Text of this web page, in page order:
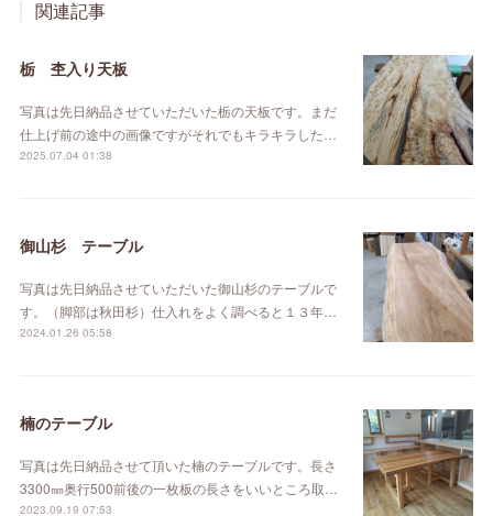
関連記事
栃 杢入り天板
写真は先日納品させていただいた栃の天板です。まだ
仕上げ前の途中の画像ですがそれでもキラキラした…
2025.07.04 01:38
御山杉 テーブル
写真は先日納品させていただいた御山杉のテーブルで
す。（脚部は秋田杉）仕入れをよく調べると１３年…
2024.01.26 05:58
楠のテーブル
写真は先日納品させて頂いた楠のテーブルです。長さ
3300㎜奥行500前後の一枚板の長さをいいところ取…
2023.09.19 07:53